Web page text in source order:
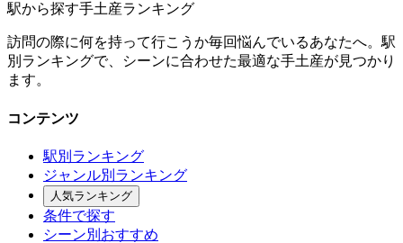
駅から探す手土産ランキング
訪問の際に何を持って行こうか毎回悩んでいるあなたへ。駅
別ランキングで、シーンに合わせた最適な手土産が見つかり
ます。
コンテンツ
駅別ランキング
ジャンル別ランキング
人気ランキング
条件で探す
シーン別おすすめ